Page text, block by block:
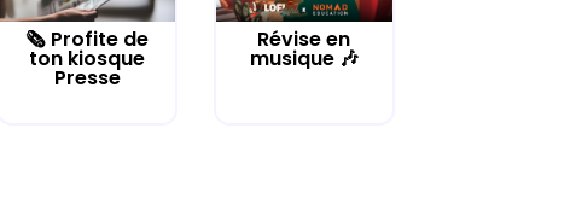
🗞️ Profite de
ton kiosque
Presse
Révise en
musique 🎶